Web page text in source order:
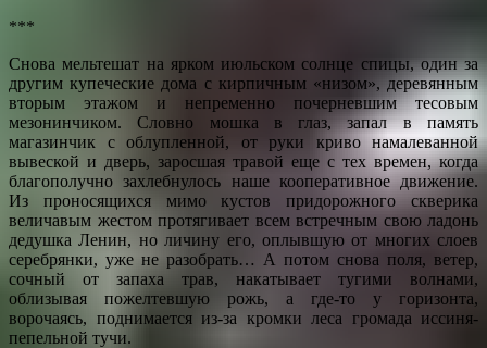
***
Снова мельтешат на ярком июльском солнце спицы, один за
другим купеческие дома с кирпичным «низом», деревянным
вторым этажом и непременно почерневшим тесовым
мезонинчиком. Словно мошка в глаз, запал в память
магазинчик с облупленной, от руки криво намалеванной
вывеской и дверь, заросшая травой еще с тех времен, когда
благополучно захлебнулось наше кооперативное движение.
Из проносящихся мимо кустов придорожного скверика
величавым жестом протягивает всем встречным свою ладонь
дедушка Ленин, но личину его, оплывшую от многих слоев
серебрянки, уже не разобрать… А потом снова поля, ветер,
сочный от запаха трав, накатывает тугими волнами,
облизывая пожелтевшую рожь, а где-то у горизонта,
ворочаясь, поднимается из-за кромки леса громада иссиня-
пепельной тучи.